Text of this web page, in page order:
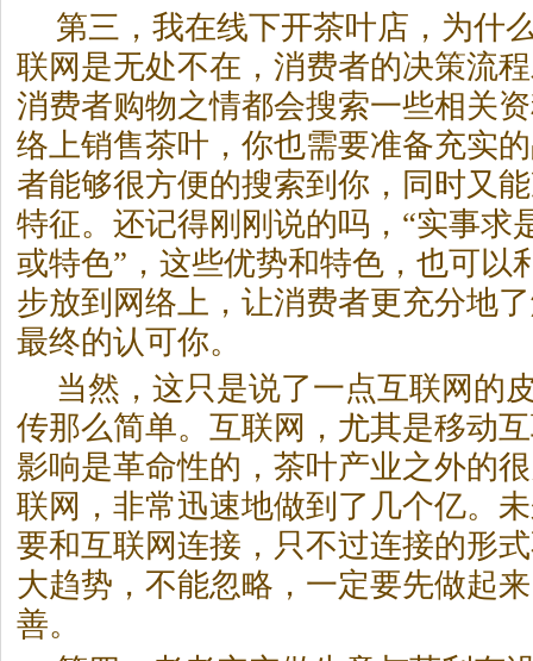
第三，我在线下开茶叶店，为什
联网是无处不在，消费者的决策流
消费者购物之情都会搜索一些相关
络上销售茶叶，你也需要准备充实
者能够很方便的搜索到你，同时又
特征。还记得刚刚说的吗，“实事求
或特色”，这些优势和特色，也可以
步放到网络上，让消费者更充分地
最终的认可你。
当然，这只是说了一点互联网的
传那么简单。互联网，尤其是移动
影响是革命性的，茶叶产业之外的
联网，非常迅速地做到了几个亿。
要和互联网连接，只不过连接的形
大趋势，不能忽略，一定要先做起
善。